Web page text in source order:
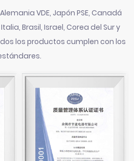
VDE, Japón PSE, Canadá
Italia, Brasil, Israel, Corea del Sur y
los productos cumplen con los